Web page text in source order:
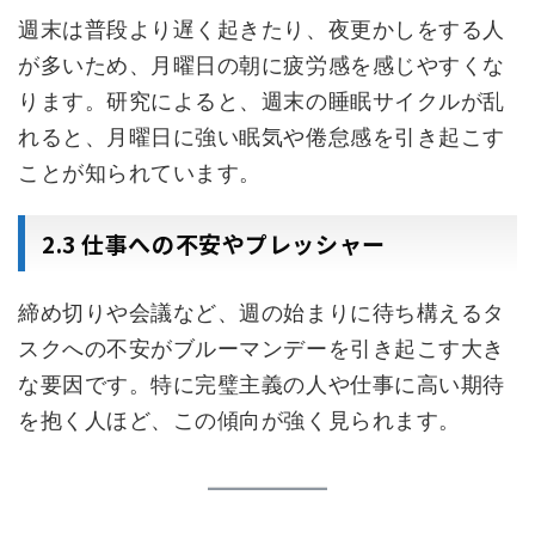
週末は普段より遅く起きたり、夜更かしをする人
が多いため、月曜日の朝に疲労感を感じやすくな
ります。研究によると、週末の睡眠サイクルが乱
れると、月曜日に強い眠気や倦怠感を引き起こす
ことが知られています。
2.3 仕事への不安やプレッシャー
締め切りや会議など、週の始まりに待ち構えるタ
スクへの不安がブルーマンデーを引き起こす大き
な要因です。特に完璧主義の人や仕事に高い期待
を抱く人ほど、この傾向が強く見られます。